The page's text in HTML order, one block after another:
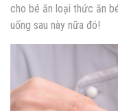
cho bé ăn loại thức ăn
uống sau này nữa đó!